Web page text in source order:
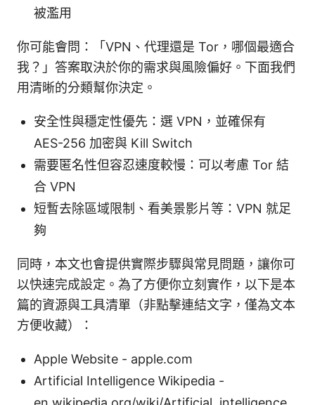
被濫用
你可能會問：「VPN、代理還是 Tor，哪個最適合
我？」答案取決於你的需求與風險偏好。下面我們
用清晰的分類幫你決定。
安全性與穩定性優先：選 VPN，並確保有
AES-256 加密與 Kill Switch
需要匿名性但容忍速度較慢：可以考慮 Tor 結
合 VPN
短暫去除區域限制、看美景影片等：VPN 就足
夠
同時，本文也會提供實際步驟與常見問題，讓你可
以快速完成設定。為了方便你立刻實作，以下是本
篇的資源與工具清單（非點擊連結文字，僅為文本
方便收藏）：
Apple Website - apple.com
Artificial Intelligence Wikipedia -